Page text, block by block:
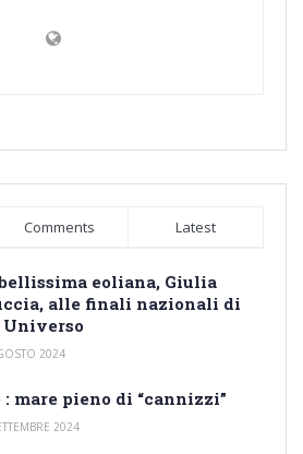
Comments Latest
eoliana, Giulia
alle finali nazionali di
Universo
2024
: mare pieno di “cannizzi”
2024